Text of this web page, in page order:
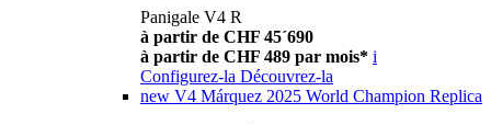
Panigale V4 R
à partir de CHF 45´690
à partir de CHF 489 par mois* i
Configurez-la Découvrez-la
new V4 Márquez 2025 World Champion Replica